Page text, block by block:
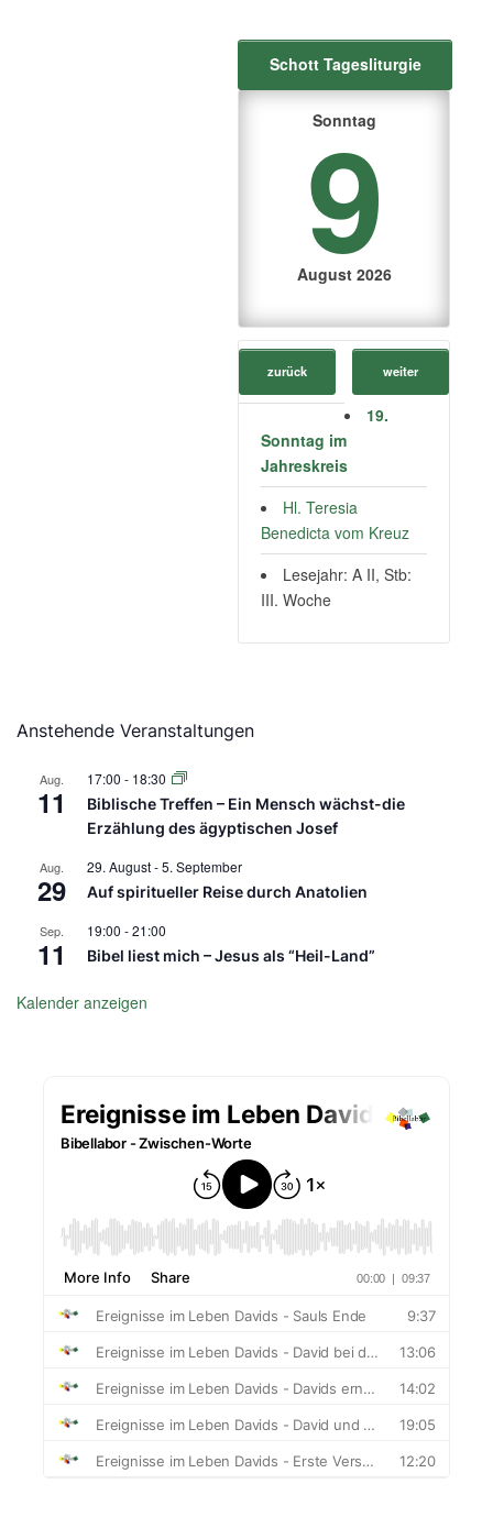
Schott Tagesliturgie
Sonntag
9
August 2026
zurück weiter
19.
Sonntag im
Jahreskreis
Hl. Teresia
Benedicta vom Kreuz
Lesejahr: A II, Stb:
III. Woche
Anstehende Veranstaltungen
Aug.
11
17:00 - 18:30
Biblische Treffen – Ein Mensch wächst-die
Erzählung des ägyptischen Josef
Aug.
29
29. August-5. September
Auf spiritueller Reise durch Anatolien
Sep.
11
19:00 -21:00
Bibel liest mich – Jesus als “Heil-Land”
Kalender anzeigen